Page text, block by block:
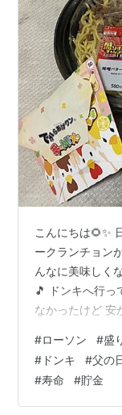
こんにちは🌻✨
ークランチョン
んなに美味しく
🎵 ドンキへ行っ
なかったけど 安
が１つ１００円
Ａｍａｚｏｎよ
ので写真撮って
ャリジャリが付
#ローソン #盛
# ドンキ #父の
#寿命 #貯金